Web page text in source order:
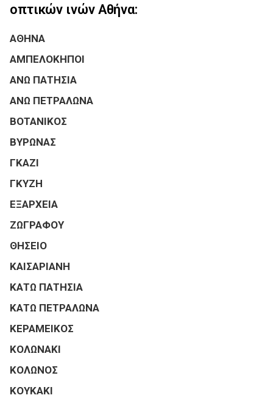
οπτικών ινών Αθήνα:
ΑΘΗΝΑ
ΑΜΠΕΛΟΚΗΠΟΙ
ΑΝΩ ΠΑΤΗΣΙΑ
ΑΝΩ ΠΕΤΡΑΛΩΝΑ
ΒΟΤΑΝΙΚΟΣ
ΒΥΡΩΝΑΣ
ΓΚΑΖΙ
ΓΚΥΖΗ
ΕΞΑΡΧΕΙΑ
ΖΩΓΡΑΦΟΥ
ΘΗΣΕΙΟ
ΚΑΙΣΑΡΙΑΝΗ
ΚΑΤΩ ΠΑΤΗΣΙΑ
ΚΑΤΩ ΠΕΤΡΑΛΩΝΑ
ΚΕΡΑΜΕΙΚΟΣ
ΚΟΛΩΝΑΚΙ
ΚΟΛΩΝΟΣ
ΚΟΥΚΑΚΙ